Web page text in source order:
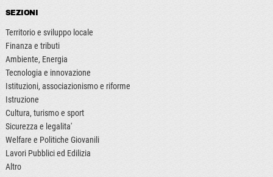
SEZIONI
Territorio e sviluppo locale
Finanza e tributi
Ambiente, Energia
Tecnologia e innovazione
Istituzioni, associazionismo e riforme
Istruzione
Cultura, turismo e sport
Sicurezza e legalita'
Welfare e Politiche Giovanili
Lavori Pubblici ed Edilizia
Altro